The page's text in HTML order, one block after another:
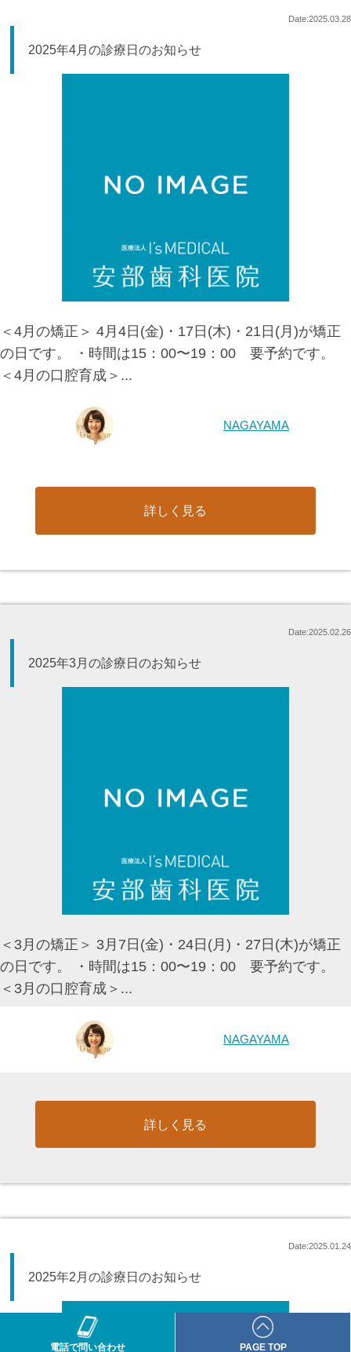
Date:2025.03.28
2025年4月の診療日のお知らせ
＜4月の矯正＞ 4月4日(金)・17日(木)・21日(月)が矯正
の日です。 ・時間は15：00〜19：00 要予約です。
＜4月の口腔育成＞...
NAGAYAMA
詳しく見る
Date:2025.02.26
2025年3月の診療日のお知らせ
＜3月の矯正＞ 3月7日(金)・24日(月)・27日(木)が矯正
の日です。 ・時間は15：00〜19：00 要予約です。
＜3月の口腔育成＞...
NAGAYAMA
詳しく見る
Date:2025.01.24
2025年2月の診療日のお知らせ
電話で問い合わせ PAGE TOP